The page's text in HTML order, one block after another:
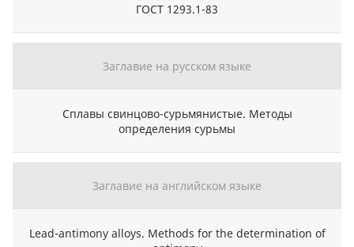
ГОСТ 1293.1-83
Заглавие на русском языке
Сплавы свинцово-сурьмянистые. Методы
определения сурьмы
Заглавие на английском языке
Lead-antimony alloys. Methods for the determination of